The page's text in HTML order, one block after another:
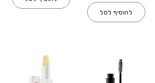
להוסיף לסל